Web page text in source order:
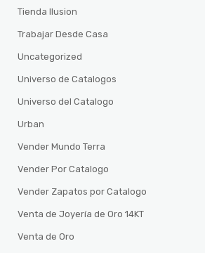
Tienda Ilusion
Trabajar Desde Casa
Uncategorized
Universo de Catalogos
Universo del Catalogo
Urban
Vender Mundo Terra
Vender Por Catalogo
Vender Zapatos por Catalogo
Venta de Joyería de Oro 14KT
Venta de Oro